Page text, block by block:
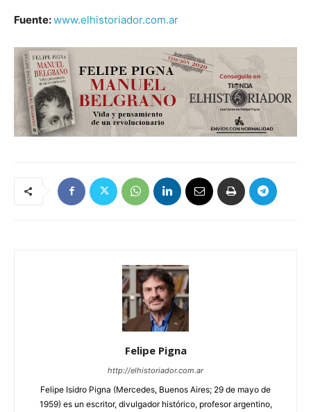
Fuente:www.elhistoriador.com.ar
Felipe Pigna
http://elhistoriador.com.ar
Felipe Isidro Pigna (Mercedes, Buenos Aires; 29 de mayo de
1959) es un escritor, divulgador histórico, profesor argentino,